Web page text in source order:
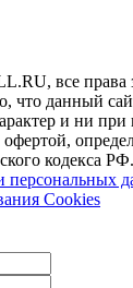
все
что данный
и ни при
офертой,
кодекса РФ.
персональных
Сookies